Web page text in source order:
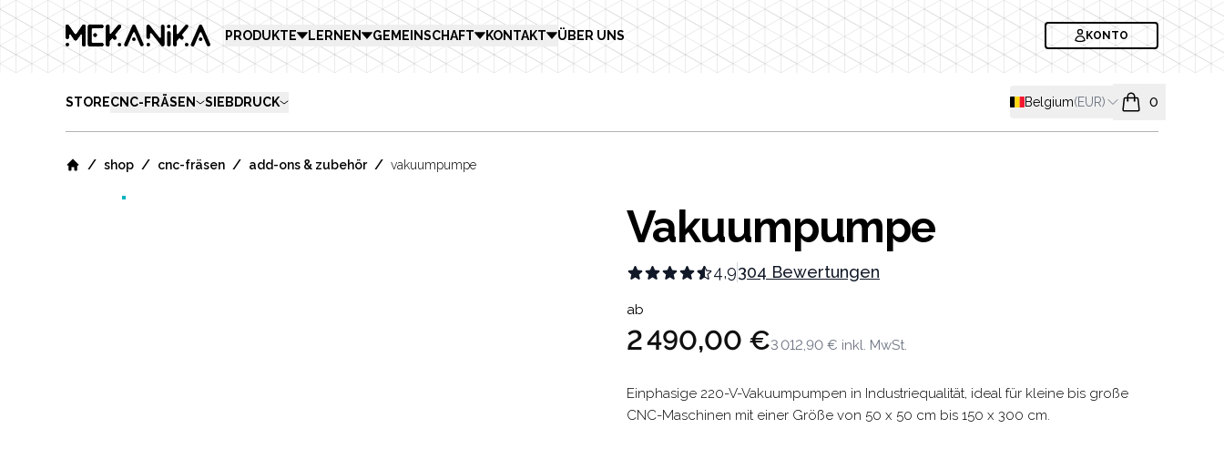
MEKANIKA PRODUKTE LERNEN GEMEINSCHAFT KONTAKT ÜBER UNS KONTO
STORECNC-FRÄSEN SIEBDRUCK Shipping country
Belgium(EUR) 0
items in cart,
/ shop / cnc-fräsen / add-ons & zubehör / vakuumpumpe
Vakuumpumpe
4,9304 Bewertungen
Product information
ab
2 490,00 €3 012,90 € inkl. MwSt.
Description
Einphasige 220-V-Vakuumpumpen in Industriequalität, ideal für kleine bis große
CNC-Maschinen mit einer Größe von 50 x 50 cm bis 150 x 300 cm.